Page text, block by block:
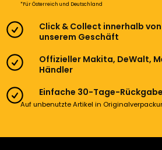
*Für Österreich und Deutschland
Click & Collect innerhalb
unserem Geschäft
Offizieller Makita, DeWalt,
Händler
Einfache 30-Tage-Rückgabe
Auf unbenutzte Artikel in